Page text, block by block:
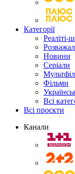
Категорії
Реаліті-
Новини
Серіали
Фільми
Всі
Всі проєкти
Канали